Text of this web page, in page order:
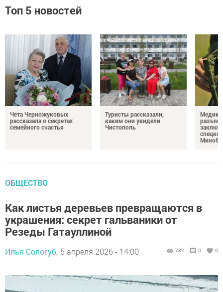
Топ 5 новостей
Чета Черножуковых
рассказала о секретах
семейного счастья
Туристы рассказали,
каким они увидели
Чистополь
ОБЩЕСТВО
Как листья деревьев превращаются в
украшения: секрет гальваники от
Резеды Гатауллиной
Илья Сологуб, 5 апреля 2026 - 14:00 782 0 0